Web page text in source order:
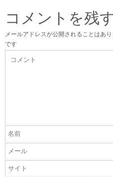
コメントを残
メールアドレスが公開されることはあり
です